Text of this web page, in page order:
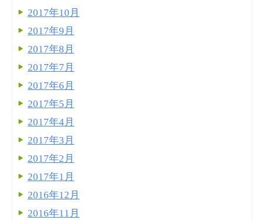
2017年10月
2017年9月
2017年8月
2017年7月
2017年6月
2017年5月
2017年4月
2017年3月
2017年2月
2017年1月
2016年12月
2016年11月